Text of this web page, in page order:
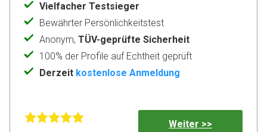
Vielfacher Testsieger
Bewährter Persönlichkeitstest
Anonym, TÜV-geprüfte Sicherheit
100% der Profile auf Echtheit geprüft
Derzeit kostenlose Anmeldung
Weiter >>